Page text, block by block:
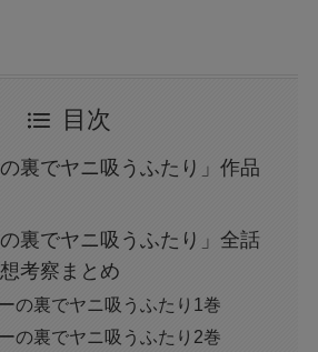
目次
の裏でヤニ吸うふたり」作品
の裏でヤニ吸うふたり」全話
考察まとめ
の裏でヤニ吸うふたり1巻
の裏でヤニ吸うふたり2巻